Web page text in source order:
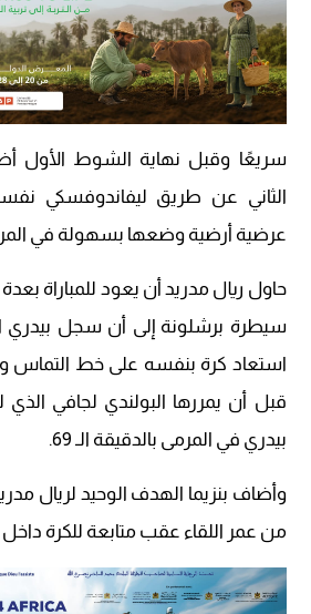
سريعًا وقبل نهاية الشوط الأول
الثاني عن طريق ليفاندوفسكي
عرضية أرضية وضعها بسهولة في
حاول ريال مدريد أن يعود للمباراة
سيطرة برشلونة إلى أن سجل بيدري
استعاد كرة بنفسه على خط التماس
قبل أن يمررها البولندي لجافي
بيدري في المرمى بالدقيقة الـ 69.
وأضاف بنزيما الهدف الوحيد لريال
من عمر اللقاء عقب متابعة للكرة داخل